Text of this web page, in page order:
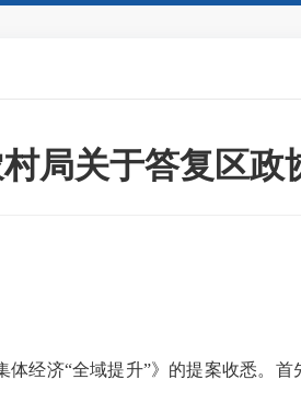
局关于答复区
济“全域提升”》的提案收悉。首